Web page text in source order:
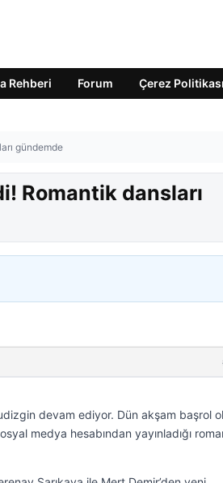
Rehberi Forum Çerez Politikası
gündemde
Romantik dansları
devam ediyor. Dün akşam başrol
medya hesabından yayınladığı